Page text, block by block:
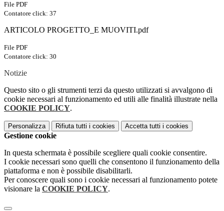
File PDF
Contatore click: 37
ARTICOLO PROGETTO_E MUOVITI.pdf
File PDF
Contatore click: 30
Notizie
Questo sito o gli strumenti terzi da questo utilizzati si avvalgono di
cookie necessari al funzionamento ed utili alle finalità illustrate nella
COOKIE POLICY.
Personalizza Rifiuta tutti i cookies Accetta tutti i cookies
Gestione cookie
In questa schermata è possibile scegliere quali cookie consentire.
I cookie necessari sono quelli che consentono il funzionamento della
piattaforma e non è possibile disabilitarli.
Per conoscere quali sono i cookie necessari al funzionamento potete
visionare la COOKIE POLICY.